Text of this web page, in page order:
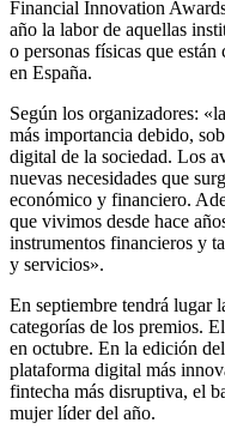
Financial Innovation
año la labor de aquellas
o personas físicas que
en España.
Según los organizadores:
más importancia debido,
digital de la sociedad. Los
nuevas necesidades que
económico y financiero.
que vivimos desde hace
instrumentos financieros y
y servicios».
En septiembre tendrá lugar
categorías de los premios.
en octubre. En la edición
plataforma digital más
fintecha más disruptiva, el
mujer líder del año.